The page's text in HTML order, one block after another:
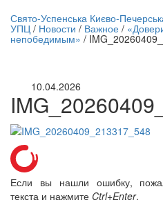
трансляция | 12 сентября
Свято-Успенська Києво-
УПЦ / Новости / Важное /
непобедимым» /
10.04.2026
Если вы нашли ошибку,
текста и нажмите Ctrl+Enter.